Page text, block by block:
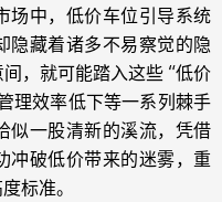
场中，低价车位引导系统
隐藏着诸多不易察觉的隐
，就可能踏入这些 “低价
理效率低下等一系列棘手
似一股清新的溪流，凭借
冲破低价带来的迷雾，重
标准。